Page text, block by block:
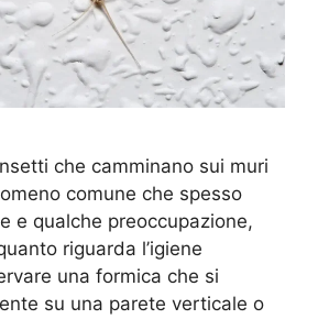
che camminano sui muri
comune che spesso
e qualche preoccupazione,
riguarda l’igiene
una formica che si
su una parete verticale o